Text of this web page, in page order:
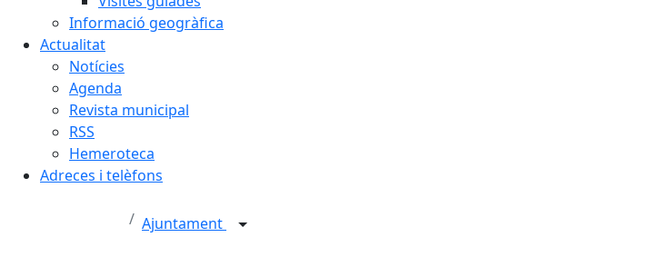
Informació geogràfica
Actualitat
Notícies
Agenda
Revista municipal
RSS
Hemeroteca
Adreces i telèfons
Ajuntament